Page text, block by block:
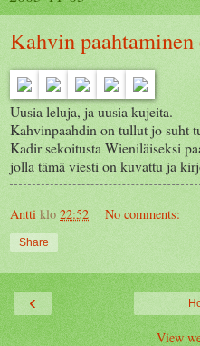
Kahvin
Uusia leluja, ja uusia kujeita.
Kahvinpaahdin on tullut jo suht
Kadir sekoitusta Wieniläiseksi
jolla tämä viesti on kuvattu ja
Antti klo 22:52 No comments:
Share
‹
View